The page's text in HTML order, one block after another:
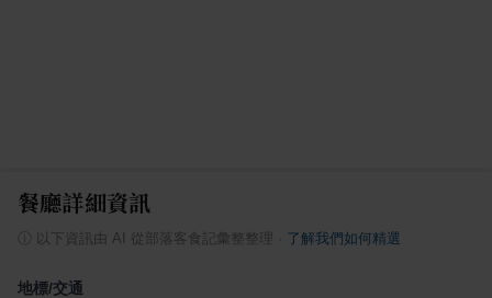
餐廳詳細資訊
ⓘ 以下資訊由 AI 從部落客食記彙整整理 了解我們如何精選
地標/交通